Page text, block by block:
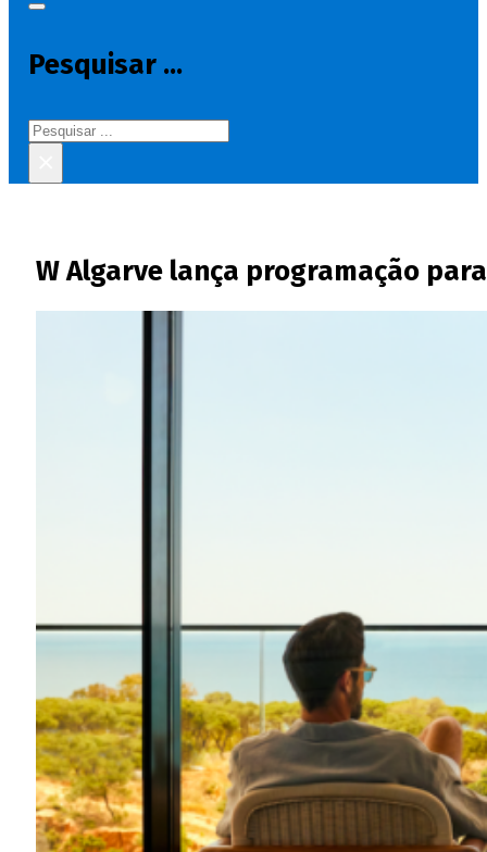
Pesquisar ...
Pesquisar
W Algarve lança programação